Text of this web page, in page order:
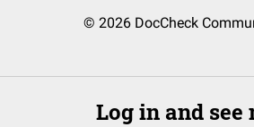
© 2026 DocCheck
Log in and see